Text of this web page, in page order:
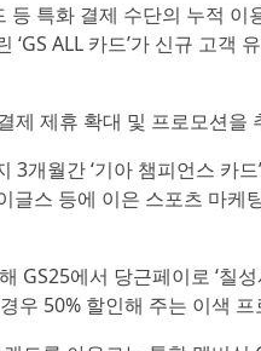
특화 결제 수단의 누적 이
ALL 카드’가 신규 고객
제 제휴 확대 및 프로모션을
개월간 ‘기아 챔피언스 카
글스 등에 이은 스포츠 마
에서 당근페이로 ‘칠
우 50% 할인해 주는 이색